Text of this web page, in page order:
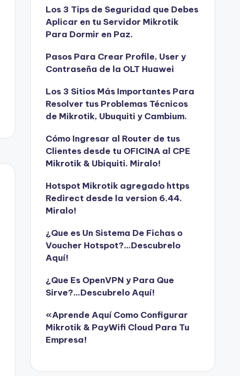
Los 3 Tips de Seguridad que Debes
Aplicar en tu Servidor Mikrotik
Para Dormir en Paz.
Pasos Para Crear Profile, User y
Contraseña de la OLT Huawei
Los 3 Sitios Más Importantes Para
Resolver tus Problemas Técnicos
de Mikrotik, Ubuquiti y Cambium.
Cómo Ingresar al Router de tus
Clientes desde tu OFICINA al CPE
Mikrotik & Ubiquiti. Miralo!
Hotspot Mikrotik agregado https
Redirect desde la version 6.44.
Miralo!
¿Que es Un Sistema De Fichas o
Voucher Hotspot?…Descubrelo
Aquí!
¿Que Es OpenVPN y Para Que
Sirve?…Descubrelo Aquí!
«Aprende Aquí Como Configurar
Mikrotik & PayWifi Cloud Para Tu
Empresa!